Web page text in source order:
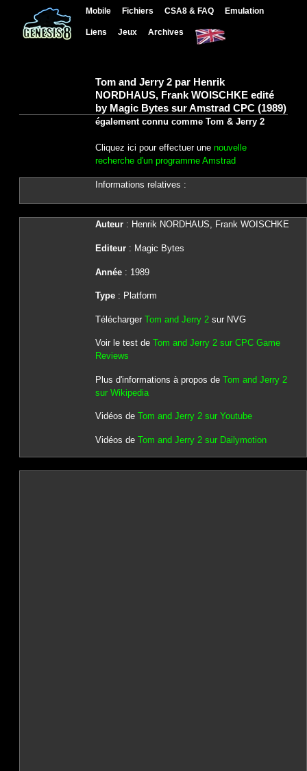
Mobile Fichiers CSA8 & FAQ Emulation
Liens Jeux Archives
Tom and Jerry 2 par Henrik
NORDHAUS, Frank WOISCHKE edité
by Magic Bytes sur Amstrad CPC (1989)
également connu comme Tom & Jerry 2
Cliquez ici pour effectuer une nouvelle
recherche d'un programme Amstrad
Informations relatives :
Auteur: Henrik NORDHAUS, Frank WOISCHKE
Editeur: Magic Bytes
Année: 1989
Type: Platform
Télécharger Tom and Jerry 2sur NVG
Voir le test de Tom and Jerry 2 sur CPC Game
Reviews
Plus d'informations à propos de Tom and Jerry 2
sur Wikipedia
Vidéos de Tom and Jerry 2 sur Youtube
Vidéos de Tom and Jerry 2 sur Dailymotion